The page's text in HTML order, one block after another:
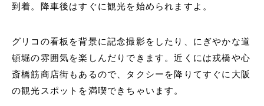
到着。降車後はすぐに観光を始められますよ。
グリコの看板を背景に記念撮影をしたり、にぎやかな道
頓堀の雰囲気を楽しんだりできます。近くには戎橋や心
斎橋筋商店街もあるので、タクシーを降りてすぐに大阪
の観光スポットを満喫できちゃいます。